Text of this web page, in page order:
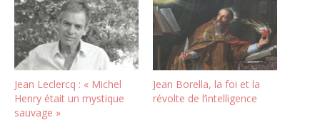
Jean Leclercq : « Michel
Henry était un mystique
sauvage »
Jean Borella, la foi et la
révolte de l’intelligence